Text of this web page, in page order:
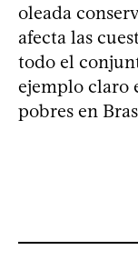
oleada
afecta las
todo el
ejemplo claro
pobres en